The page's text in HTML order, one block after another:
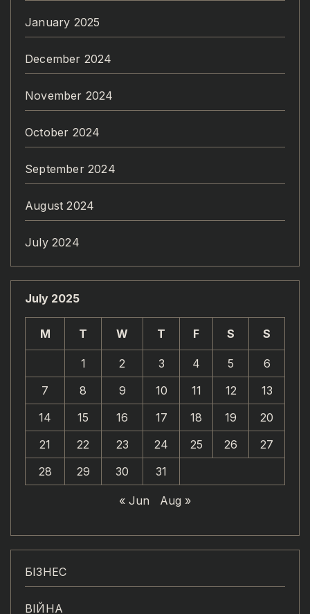
January 2025
December 2024
November 2024
October 2024
September 2024
August 2024
July 2024
July 2025
M T W T F S S
1 2 3 4 5
6
7
8 9 10 11 12
13
14
15 16 17 18 19
20
21
22 23 24 25 26
27
28
29 30 31
« Jun Aug »
БІЗНЕС
ВІЙНА